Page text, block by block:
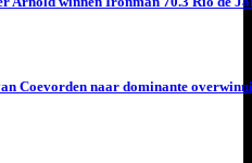
Coevorden naar dominante